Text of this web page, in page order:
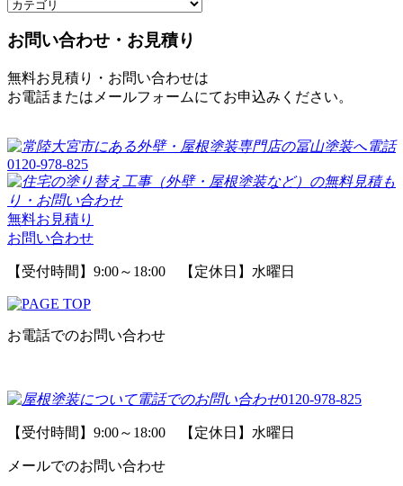
お問い合わせ・お見積り
無料お見積り・お問い合わせは
お電話またはメールフォームにてお申込みください。
0120-978-825
無料お見積り
お問い合わせ
【受付時間】9:00～18:00 【定休日】水曜日
お電話でのお問い合わせ
0120-978-825
【受付時間】9:00～18:00 【定休日】水曜日
メールでのお問い合わせ